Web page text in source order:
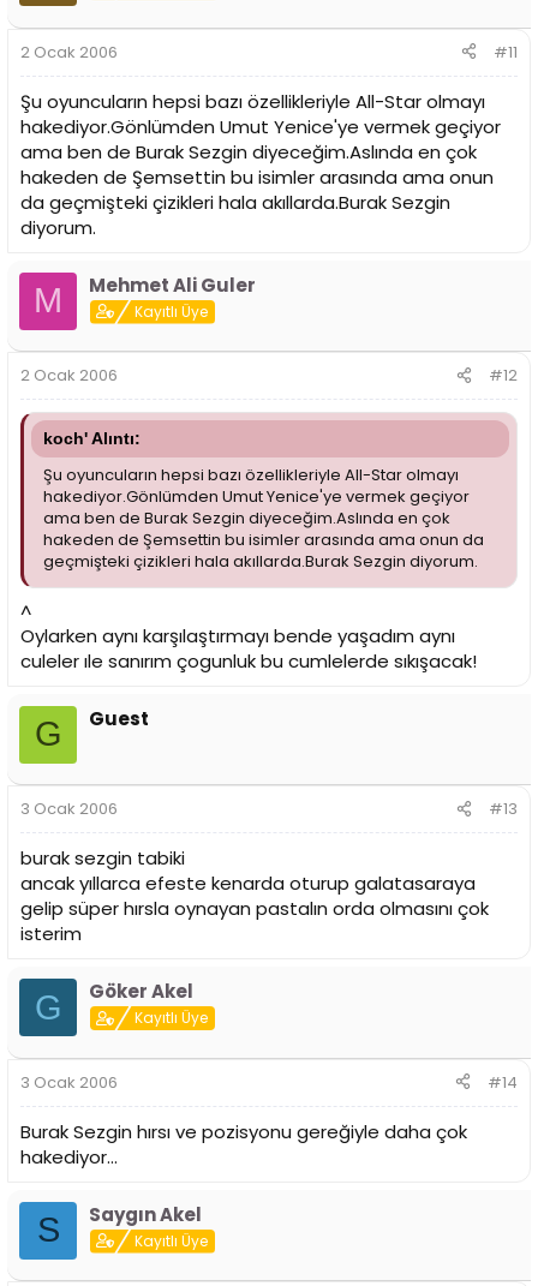
2 Ocak 2006 #11
Şu oyuncuların hepsi bazı özellikleriyle All-Star olmayı
hakediyor.Gönlümden Umut Yenice'ye vermek geçiyor
ama ben de Burak Sezgin diyeceğim.Aslında en çok
hakeden de Şemsettin bu isimler arasında ama onun
da geçmişteki çizikleri hala akıllarda.Burak Sezgin
diyorum.
M Mehmet Ali Guler
Kayıtlı Üye
2 Ocak 2006 #12
koch' Alıntı:
Şu oyuncuların hepsi bazı özellikleriyle All-Star olmayı
hakediyor.Gönlümden Umut Yenice'ye vermek geçiyor
ama ben de Burak Sezgin diyeceğim.Aslında en çok
hakeden de Şemsettin bu isimler arasında ama onun da
geçmişteki çizikleri hala akıllarda.Burak Sezgin diyorum.
^
Oylarken aynı karşılaştırmayı bende yaşadım aynı
culeler ıle sanırım çogunluk bu cumlelerde sıkışacak!
G Guest
3 Ocak 2006 #13
burak sezgin tabiki
ancak yıllarca efeste kenarda oturup galatasaraya
gelip süper hırsla oynayan pastalın orda olmasını çok
isterim
G Göker Akel
Kayıtlı Üye
3 Ocak 2006 #14
Burak Sezgin hırsı ve pozisyonu gereğiyle daha çok
hakediyor...
S Saygın Akel
Kayıtlı Üye